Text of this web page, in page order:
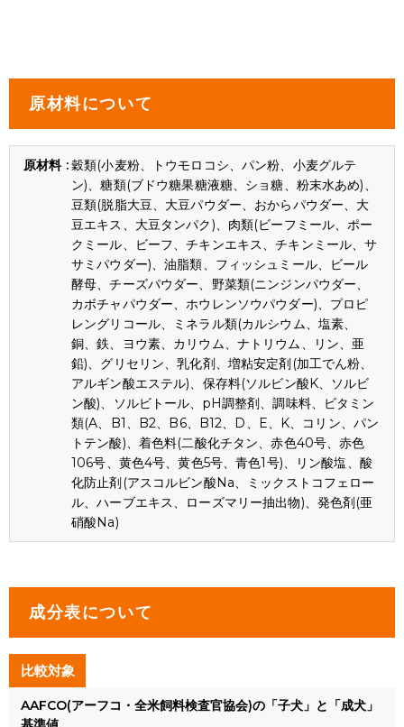
原材料について
穀類(小麦粉、トウモロコシ、パン粉、小麦グルテ
ン)、糖類(ブドウ糖果糖液糖、ショ糖、粉末水あめ)、
豆類(脱脂大豆、大豆パウダー、おからパウダー、大
豆エキス、大豆タンパク)、肉類(ビーフミール、ポー
クミール、ビーフ、チキンエキス、チキンミール、サ
サミパウダー)、油脂類、フィッシュミール、ビール
酵母、チーズパウダー、野菜類(ニンジンパウダー、
カボチャパウダー、ホウレンソウパウダー)、プロピ
レングリコール、ミネラル類(カルシウム、塩素、
銅、鉄、ヨウ素、カリウム、ナトリウム、リン、亜
鉛)、グリセリン、乳化剤、増粘安定剤(加工でん粉、
アルギン酸エステル)、保存料(ソルビン酸K、ソルビ
ン酸)、ソルビトール、pH調整剤、調味料、ビタミン
類(A、B1、B2、B6、B12、D、E、K、コリン、パン
トテン酸)、着色料(二酸化チタン、赤色40号、赤色
106号、黄色4号、黄色5号、青色1号)、リン酸塩、酸
化防止剤(アスコルビン酸Na、ミックストコフェロー
ル、ハーブエキス、ローズマリー抽出物)、発色剤(亜
硝酸Na)
成分表について
比較対象
AAFCO(アーフコ・全米飼料検査官協会)の「子犬」と「成犬」